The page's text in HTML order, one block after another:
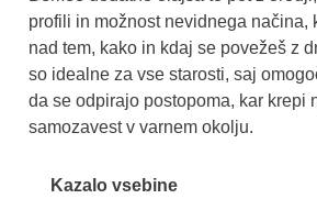
profili in možnost nevidnega načina,
nad tem, kako in kdaj se povežeš z
so idealne za vse starosti, saj
da se odpirajo postopoma, kar krepi
samozavest v varnem okolju.
Kazalo vsebine